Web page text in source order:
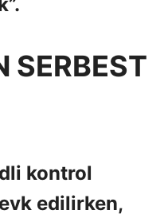
SERBEST
kontrol
edilirken,